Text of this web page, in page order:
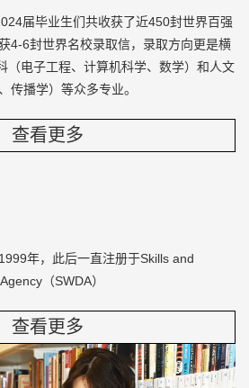
届毕业生们共收获了近450封世界百强
4-6封世界名校录取信，录取方向更是横
（电子工程、计算机科学、数学）和人文
传播学）等众多专业。
查看更多
年，此后一直注册于Skills and
（SWDA）
查看更多